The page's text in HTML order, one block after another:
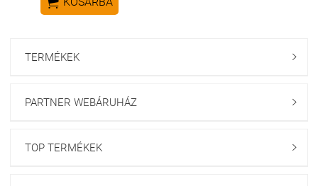
TERMÉKEK 
PARTNER WEBÁRUHÁZ 
TOP TERMÉKEK 